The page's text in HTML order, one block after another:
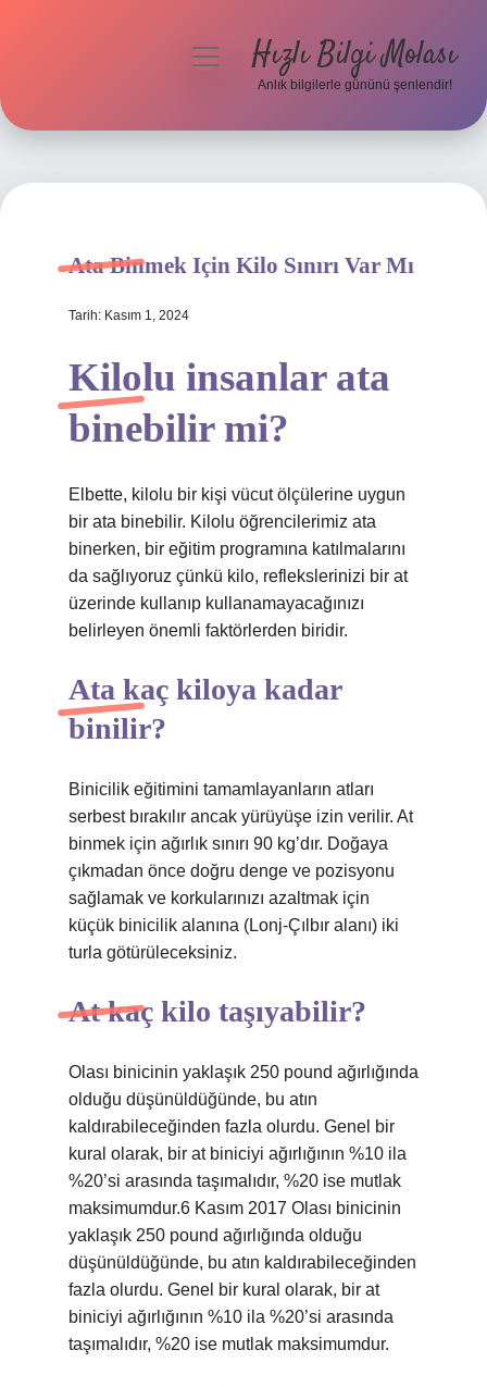
Hakkımızda
menüyüHızlı Bilgi Molası
Anlık bilgilerle gününü şenlendir!
Ata Binmek Için Kilo Sınırı Var Mı
Tarih: Kasım 1, 2024
Kilolu insanlar ata
binebilir mi?
Elbette, kilolu bir kişi vücut ölçülerine uygun
bir ata binebilir. Kilolu öğrencilerimiz ata
binerken, bir eğitim programına katılmalarını
da sağlıyoruz çünkü kilo, reflekslerinizi bir at
üzerinde kullanıp kullanamayacağınızı
belirleyen önemli faktörlerden biridir.
Ata kaç kiloya kadar
binilir?
Binicilik eğitimini tamamlayanların atları
serbest bırakılır ancak yürüyüşe izin verilir. At
binmek için ağırlık sınırı 90 kg’dır. Doğaya
çıkmadan önce doğru denge ve pozisyonu
sağlamak ve korkularınızı azaltmak için
küçük binicilik alanına (Lonj-Çılbır alanı) iki
turla götürüleceksiniz.
At kaç kilo taşıyabilir?
Olası binicinin yaklaşık 250 pound ağırlığında
olduğu düşünüldüğünde, bu atın
kaldırabileceğinden fazla olurdu. Genel bir
kural olarak, bir at biniciyi ağırlığının %10 ila
%20’si arasında taşımalıdır, %20 ise mutlak
maksimumdur.6 Kasım 2017 Olası binicinin
yaklaşık 250 pound ağırlığında olduğu
düşünüldüğünde, bu atın kaldırabileceğinden
fazla olurdu. Genel bir kural olarak, bir at
biniciyi ağırlığının %10 ila %20’si arasında
taşımalıdır, %20 ise mutlak maksimumdur.